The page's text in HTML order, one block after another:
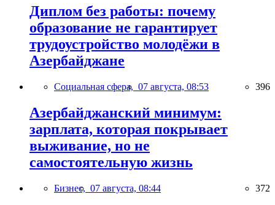
Диплом без работы: почему
образование не гарантирует
трудоустройство молодёжи в
Азербайджане
Социальная сфера, 07 августа, 08:53 396
Азербайджанский минимум:
зарплата, которая покрывает
выживание, но не
самостоятельную жизнь
Бизнес, 07 августа, 08:44 372